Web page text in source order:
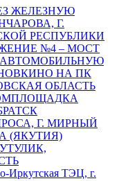
ЖЕЛЕЗНУЮ
Г.
РЕСПУБЛИКИ
№4 – МОСТ
АВТОМОБИЛЬНУЮ
НА ПК
ОБЛАСТЬ
Г. МИРНЫЙ
(ЯКУТИЯ)
Иркутская ТЭЦ, г.